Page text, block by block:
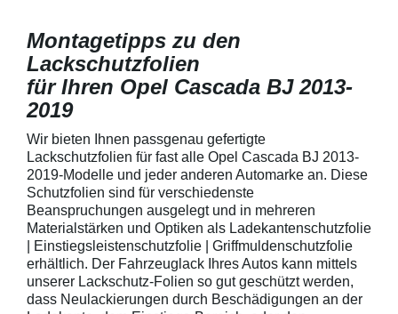
Montagetipps zu den
Lackschutzfolien
für Ihren Opel Cascada BJ 2013-
2019
Wir bieten Ihnen passgenau gefertigte
Lackschutzfolien für fast alle Opel Cascada BJ 2013-
2019-Modelle und jeder anderen Automarke an. Diese
Schutzfolien sind für verschiedenste
Beanspruchungen ausgelegt und in mehreren
Materialstärken und Optiken als Ladekantenschutzfolie
| Einstiegsleistenschutzfolie | Griffmuldenschutzfolie
erhältlich. Der Fahrzeuglack Ihres Autos kann mittels
unserer Lackschutz-Folien so gut geschützt werden,
dass Neulackierungen durch Beschädigungen an der